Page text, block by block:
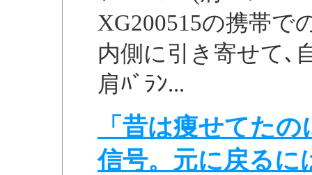
XG200515の携帯で
内側に引き寄せて､
肩ﾊﾞﾗﾝ...
「昔は痩せてた
信号。元に戻るに